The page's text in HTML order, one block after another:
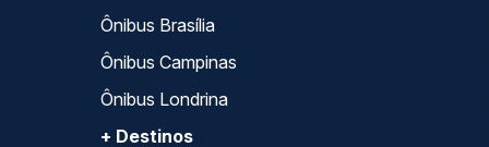
Ônibus Brasília
Ônibus Campinas
Ônibus Londrina
+ Destinos